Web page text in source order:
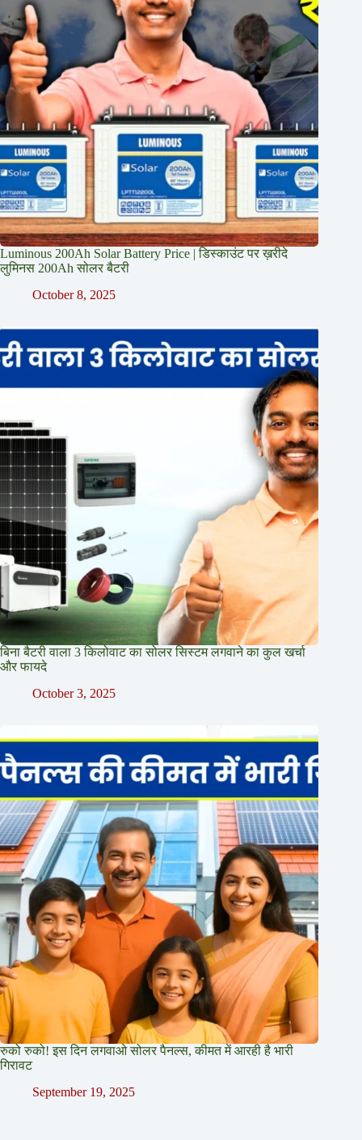
Luminous 200Ah Solar Battery Price​ | डिस्काउंट पर ख़रीदे
लुमिनस 200Ah सोलर बैटरी
October 8, 2025
बिना बैटरी वाला 3 किलोवाट का सोलर सिस्टम लगवाने का कुल खर्चा
और फायदे
October 3, 2025
रुको रुको! इस दिन लगवाओ सोलर पैनल्स, कीमत में आरही है भारी
गिरावट
September 19, 2025